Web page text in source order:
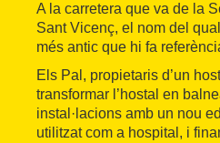
A la carretera que va de la
Sant Vicenç, el nom del
més antic que hi fa
Els Pal, propietaris d’un
transformar l’hostal en
instal·lacions amb un nou
utilitzat com a hospital, i